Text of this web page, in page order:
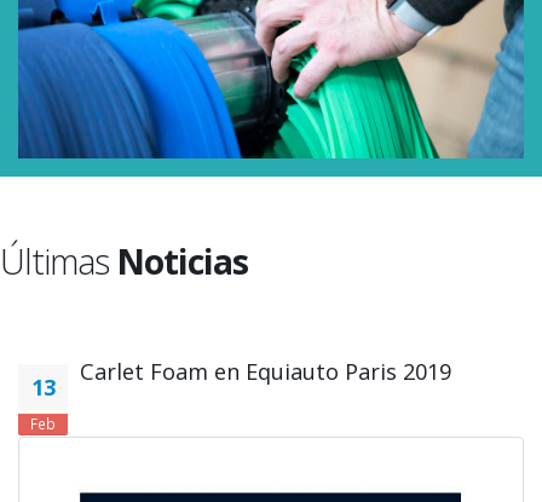
Últimas Noticias
13
Feb
Carlet Foam en Equiauto Paris 2019